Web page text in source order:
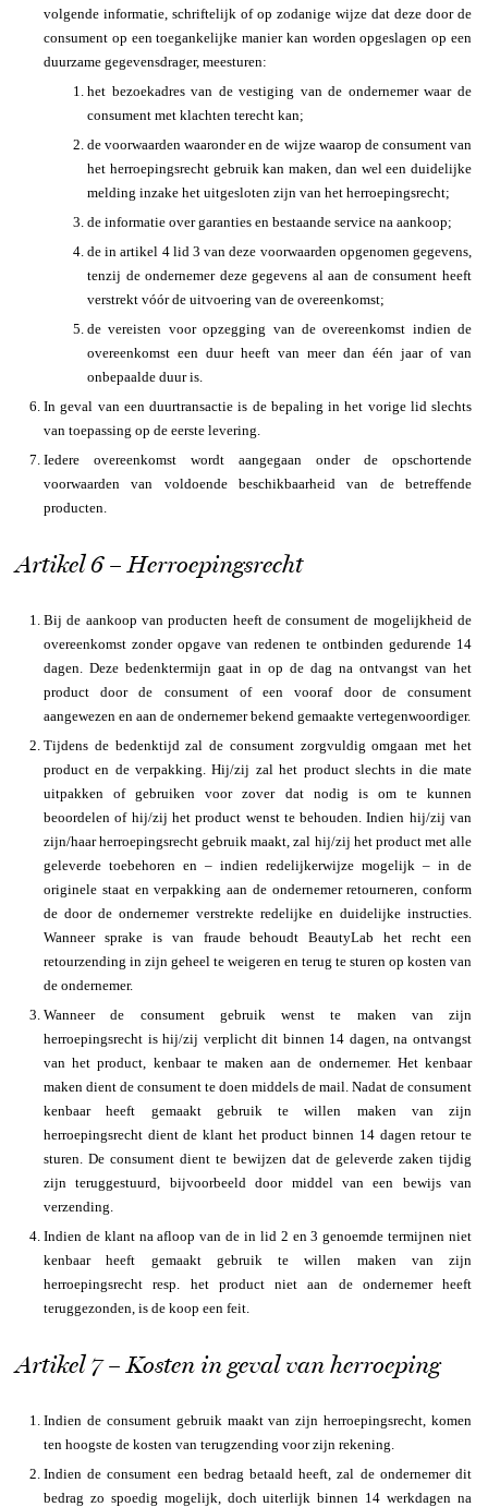
volgende informatie, schriftelijk of op zodanige wijze dat deze door de
consument op een toegankelijke manier kan worden opgeslagen op een
duurzame gegevensdrager, meesturen:
het bezoekadres van de vestiging van de ondernemer waar de
consument met klachten terecht kan;
de voorwaarden waaronder en de wijze waarop de consument van
het herroepingsrecht gebruik kan maken, dan wel een duidelijke
melding inzake het uitgesloten zijn van het herroepingsrecht;
de informatie over garanties en bestaande service na aankoop;
de in artikel 4 lid 3 van deze voorwaarden opgenomen gegevens,
tenzij de ondernemer deze gegevens al aan de consument heeft
verstrekt vóór de uitvoering van de overeenkomst;
de vereisten voor opzegging van de overeenkomst indien de
overeenkomst een duur heeft van meer dan één jaar of van
onbepaalde duur is.
In geval van een duurtransactie is de bepaling in het vorige lid slechts
van toepassing op de eerste levering.
Iedere overeenkomst wordt aangegaan onder de opschortende
voorwaarden van voldoende beschikbaarheid van de betreffende
producten.
Artikel 6 – Herroepingsrecht
Bij de aankoop van producten heeft de consument de mogelijkheid de
overeenkomst zonder opgave van redenen te ontbinden gedurende 14
dagen. Deze bedenktermijn gaat in op de dag na ontvangst van het
product door de consument of een vooraf door de consument
aangewezen en aan de ondernemer bekend gemaakte vertegenwoordiger.
Tijdens de bedenktijd zal de consument zorgvuldig omgaan met het
product en de verpakking. Hij/zij zal het product slechts in die mate
uitpakken of gebruiken voor zover dat nodig is om te kunnen
beoordelen of hij/zij het product wenst te behouden. Indien hij/zij van
zijn/haar herroepingsrecht gebruik maakt, zal hij/zij het product met alle
geleverde toebehoren en – indien redelijkerwijze mogelijk – in de
originele staat en verpakking aan de ondernemer retourneren, conform
de door de ondernemer verstrekte redelijke en duidelijke instructies.
Wanneer sprake is van fraude behoudt BeautyLab het recht een
retourzending in zijn geheel te weigeren en terug te sturen op kosten van
de ondernemer.
Wanneer de consument gebruik wenst te maken van zijn
herroepingsrecht is hij/zij verplicht dit binnen 14 dagen, na ontvangst
van het product, kenbaar te maken aan de ondernemer. Het kenbaar
maken dient de consument te doen middels de mail. Nadat de consument
kenbaar heeft gemaakt gebruik te willen maken van zijn
herroepingsrecht dient de klant het product binnen 14 dagen retour te
sturen. De consument dient te bewijzen dat de geleverde zaken tijdig
zijn teruggestuurd, bijvoorbeeld door middel van een bewijs van
verzending.
Indien de klant na afloop van de in lid 2 en 3 genoemde termijnen niet
kenbaar heeft gemaakt gebruik te willen maken van zijn
herroepingsrecht resp. het product niet aan de ondernemer heeft
teruggezonden, is de koop een feit.
Artikel 7 – Kosten in geval van herroeping
Indien de consument gebruik maakt van zijn herroepingsrecht, komen
ten hoogste de kosten van terugzending voor zijn rekening.
Indien de consument een bedrag betaald heeft, zal de ondernemer dit
bedrag zo spoedig mogelijk, doch uiterlijk binnen 14 werkdagen na